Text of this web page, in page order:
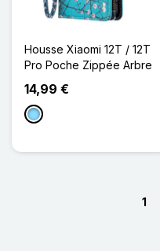
Housse Xiaomi 12T / 12T
Pro Poche Zippée Arbre
14,99 €
Bleu Clair
1